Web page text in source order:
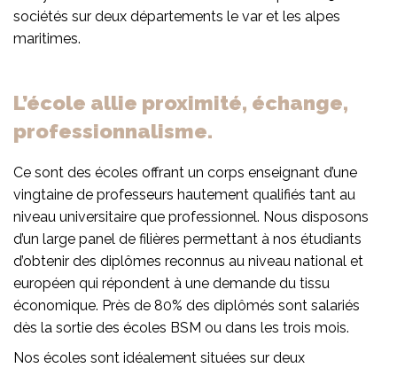
sociétés sur deux départements le var et les alpes
maritimes.
L’école allie proximité, échange,
professionnalisme.
Ce sont des écoles offrant un corps enseignant d’une
vingtaine de professeurs hautement qualifiés tant au
niveau universitaire que professionnel. Nous disposons
d’un large panel de filières permettant à nos étudiants
d’obtenir des diplômes reconnus au niveau national et
européen qui répondent à une demande du tissu
économique. Près de 80% des diplômés sont salariés
dès la sortie des écoles BSM ou dans les trois mois.
Nos écoles sont idéalement situées sur deux